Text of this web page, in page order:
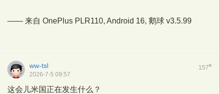
—— 来自 OnePlus PLR110, Android 16, 鹅球 v3.5.99
157#
ww-tsl
2026-7-5 09:57
这会儿米国正在发生什么？